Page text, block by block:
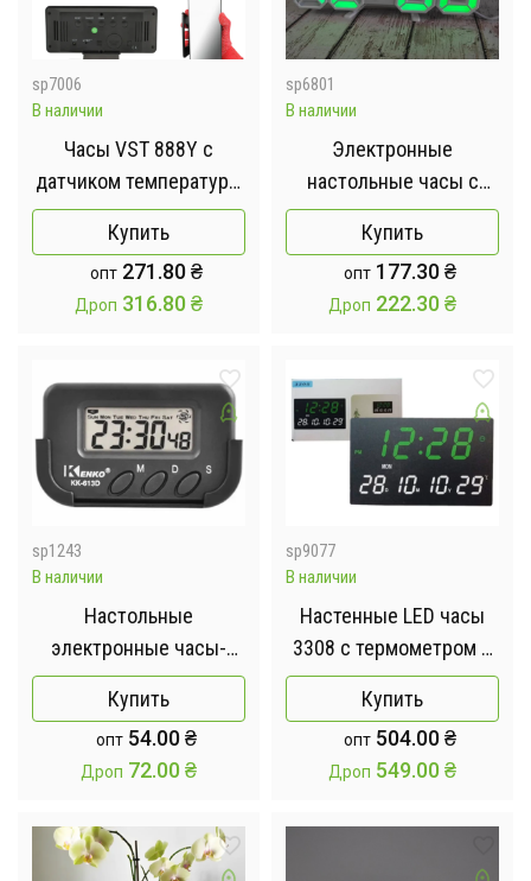
sp7006
В наличии
Часы VST 888Y с
датчиком температуры
и влажности
Купить
опт 271.80₴
Дроп 316.80₴
sp6801
В наличии
Электронные
настольные часы с
будильником и
термометром VST-883
Зеленые
Купить
опт 177.30₴
Дроп 222.30₴
sp1243
В наличии
Настольные
электронные часы-
секундомер Kenko KK-
613D
Купить
опт 54.00₴
Дроп 72.00₴
sp9077
В наличии
Настенные LED часы
3308 с термометром и
календарем
Купить
опт 504.00₴
Дроп 549.00₴